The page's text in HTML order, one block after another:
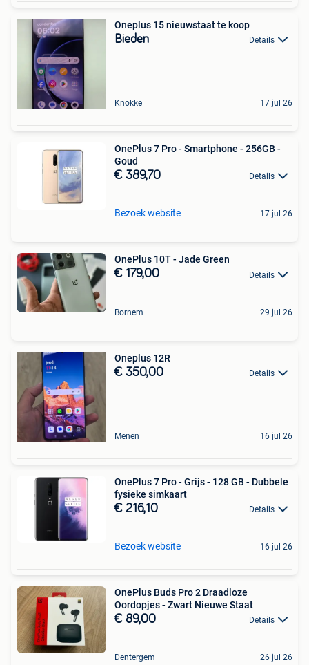
Oneplus 15 nieuwstaat te koop
Bieden Details
Knokke 17 jul 26
OnePlus 7 Pro - Smartphone - 256GB -
Goud
€ 389,70 Details
Bezoek website 17 jul 26
OnePlus 10T - Jade Green
€ 179,00 Details
Bornem 29 jul 26
Oneplus 12R
€ 350,00 Details
Menen 16 jul 26
OnePlus 7 Pro - Grijs - 128 GB - Dubbele
fysieke simkaart
€ 216,10 Details
Bezoek website 16 jul 26
OnePlus Buds Pro 2 Draadloze
Oordopjes - Zwart Nieuwe Staat
€ 89,00 Details
Dentergem 26 jul 26